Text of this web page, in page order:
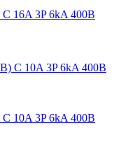
16A 3P 6kA 400В
10A 3P 6kA 400В